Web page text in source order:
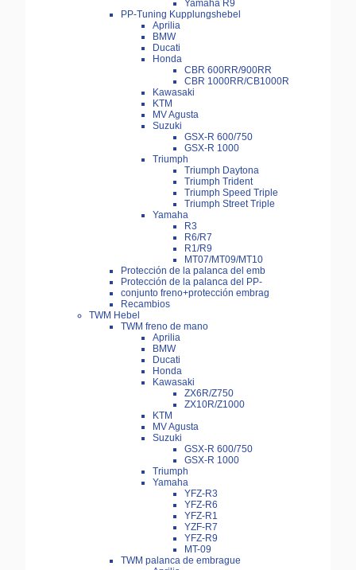
Yamaha R9
PP-Tuning Kupplungshebel
Aprilia
BMW
Ducati
Honda
CBR 600RR/900RR
CBR 1000RR/CB1000R
Kawasaki
KTM
MV Agusta
Suzuki
GSX-R 600/750
GSX-R 1000
Triumph
Triumph Daytona
Triumph Trident
Triumph Speed Triple
Triumph Street Triple
Yamaha
R3
R6/R7
R1/R9
MT07/MT09/MT10
Protección de la palanca del emb
Protección de la palanca del PP-
conjunto freno+protección embrag
Recambios
TWM Hebel
TWM freno de mano
Aprilia
BMW
Ducati
Honda
Kawasaki
ZX6R/Z750
ZX10R/Z1000
KTM
MV Agusta
Suzuki
GSX-R 600/750
GSX-R 1000
Triumph
Yamaha
YFZ-R3
YFZ-R6
YFZ-R1
YZF-R7
YFZ-R9
MT-09
TWM palanca de embrague